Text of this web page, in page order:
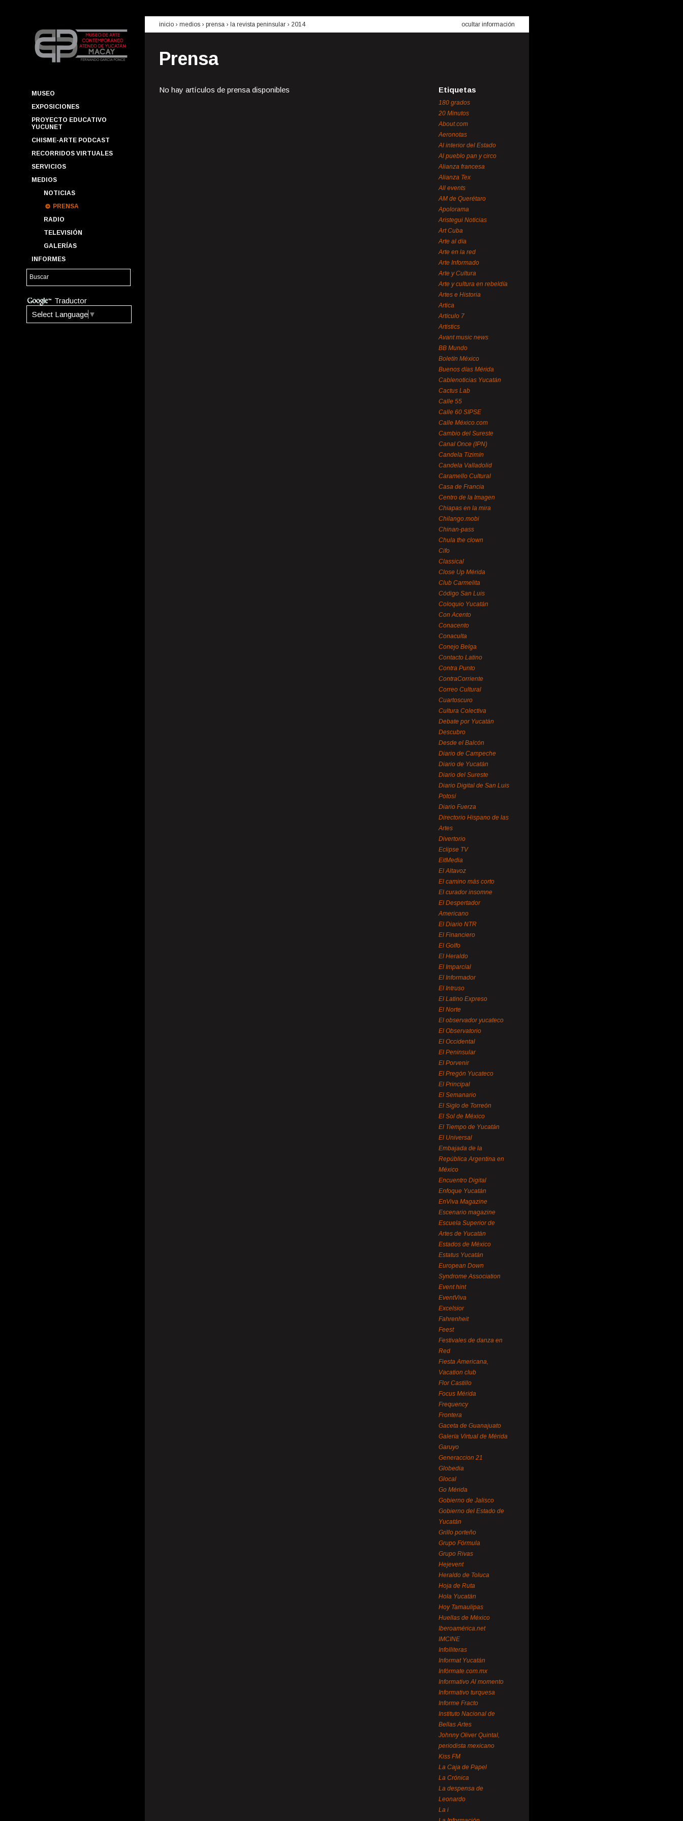
MUSEO
EXPOSICIONES
PROYECTO EDUCATIVO
YUCUNET
CHISME-ARTE PODCAST
RECORRIDOS VIRTUALES
SERVICIOS
MEDIOS
NOTICIAS
PRENSA
RADIO
TELEVISIÓN
GALERÍAS
INFORMES
Traductor
Select Language ▼
inicio › medios › prensa › la revista peninsular › 2014 ocultar información
Prensa
No hay artículos de prensa disponibles Etiquetas
180 grados
20 Minutos
About.com
Aeronotas
Al interior del Estado
Al pueblo pan y circo
Alianza francesa
Alianza Tex
All events
AM de Querétaro
Apolorama
Aristegui Noticias
Art Cuba
Arte al día
Arte en la red
Arte Informado
Arte y Cultura
Arte y cultura en rebeldía
Artes e Historia
Artica
Artículo 7
Artistics
Avant music news
BB Mundo
Boletín México
Buenos días Mérida
Cablenoticias Yucatán
Cactus Lab
Calle 55
Calle 60 SIPSE
Calle México.com
Cambio del Sureste
Canal Once (IPN)
Candela Tizimín
Candela Valladolid
Caramello Cultural
Casa de Francia
Centro de la Imagen
Chiapas en la mira
Chilango.mobi
Chinan-pass
Chula the clown
Cifo
Classical
Close Up Mérida
Club Carmelita
Código San Luis
Coloquio Yucatán
Con Acento
Conacento
Conaculta
Conejo Belga
Contacto Latino
Contra Punto
ContraCorriente
Correo Cultural
Cuartoscuro
Cultura Colectiva
Debate por Yucatán
Descubro
Desde el Balcón
Diario de Campeche
Diario de Yucatán
Diario del Sureste
Diario Digital de San Luis
Potosí
Diario Fuerza
Directorio Hispano de las
Artes
Divertorio
Eclipse TV
EitMedia
El Altavoz
El camino más corto
El curador insomne
El Despertador
Americano
El Diario NTR
El Financiero
El Golfo
El Heraldo
El Imparcial
El Informador
El Intruso
El Latino Expreso
El Norte
El observador yucateco
El Observatorio
El Occidental
El Peninsular
El Porvenir
El Pregón Yucateco
El Principal
El Semanario
El Siglo de Torreón
El Sol de México
El Tiempo de Yucatán
El Universal
Embajada de la
República Argentina en
México
Encuentro Digital
Enfoque Yucatán
EnViva Magazine
Escenario magazine
Escuela Superior de
Artes de Yucatán
Estados de México
Estatus Yucatán
European Down
Syndrome Association
Event hint
EventViva
Excelsior
Fahrenheit
Feest
Festivales de danza en
Red
Fiesta Americana,
Vacation club
Flor Castillo
Focus Mérida
Frequency
Frontera
Gaceta de Guanajuato
Galería Virtual de Mérida
Garuyo
Generaccion 21
Globedia
Glocal
Go Mérida
Gobierno de Jalisco
Gobierno del Estado de
Yucatán
Grillo porteño
Grupo Fórmula
Grupo Rivas
Hejevent
Heraldo de Toluca
Hoja de Ruta
Hola Yucatán
Hoy Tamaulipas
Huellas de México
Iberoamérica.net
IMCINE
Infolliteras
Informat Yucatán
Infórmate.com.mx
Informativo Al momento
Informativo turquesa
Informe Fracto
Instituto Nacional de
Bellas Artes
Johnny Oliver Quintal,
periodista mexicano
Kiss FM
La Caja de Papel
La Crónica
La despensa de
Leonardo
La i